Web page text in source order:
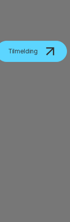
Tilmelding